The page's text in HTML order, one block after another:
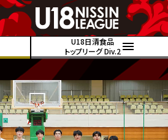
U18日清食品
トップリーグ Div.2